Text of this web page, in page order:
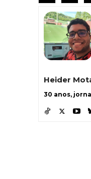
Heider
30 anos,